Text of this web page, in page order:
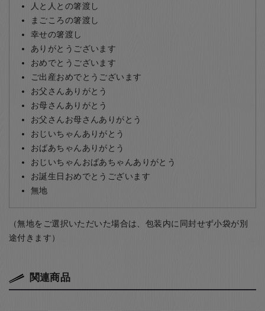
人と人との箸渡し
まごころの箸渡し
幸せの箸渡し
ありがとうございます
おめでとうございます
ご出産おめでとうございます
お父さんありがとう
お母さんありがとう
お父さんお母さんありがとう
おじいちゃんありがとう
おばあちゃんありがとう
おじいちゃんおばあちゃんありがとう
お誕生日おめでとうございます
無地
（無地をご選択いただいた場合は、包装内に同封せず小袋が別
途付きます）
関連商品